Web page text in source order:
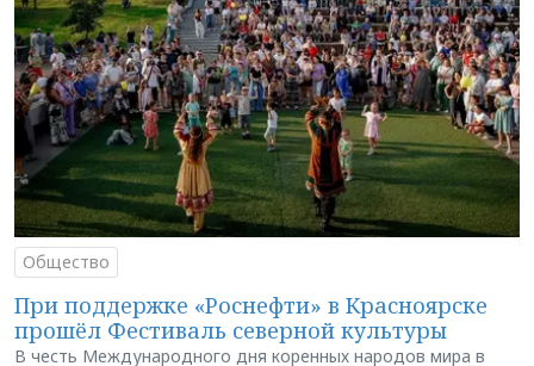
Общество
При поддержке «Роснефти» в Красноярске
прошёл Фестиваль северной культуры
В честь Международного дня коренных народов мира в